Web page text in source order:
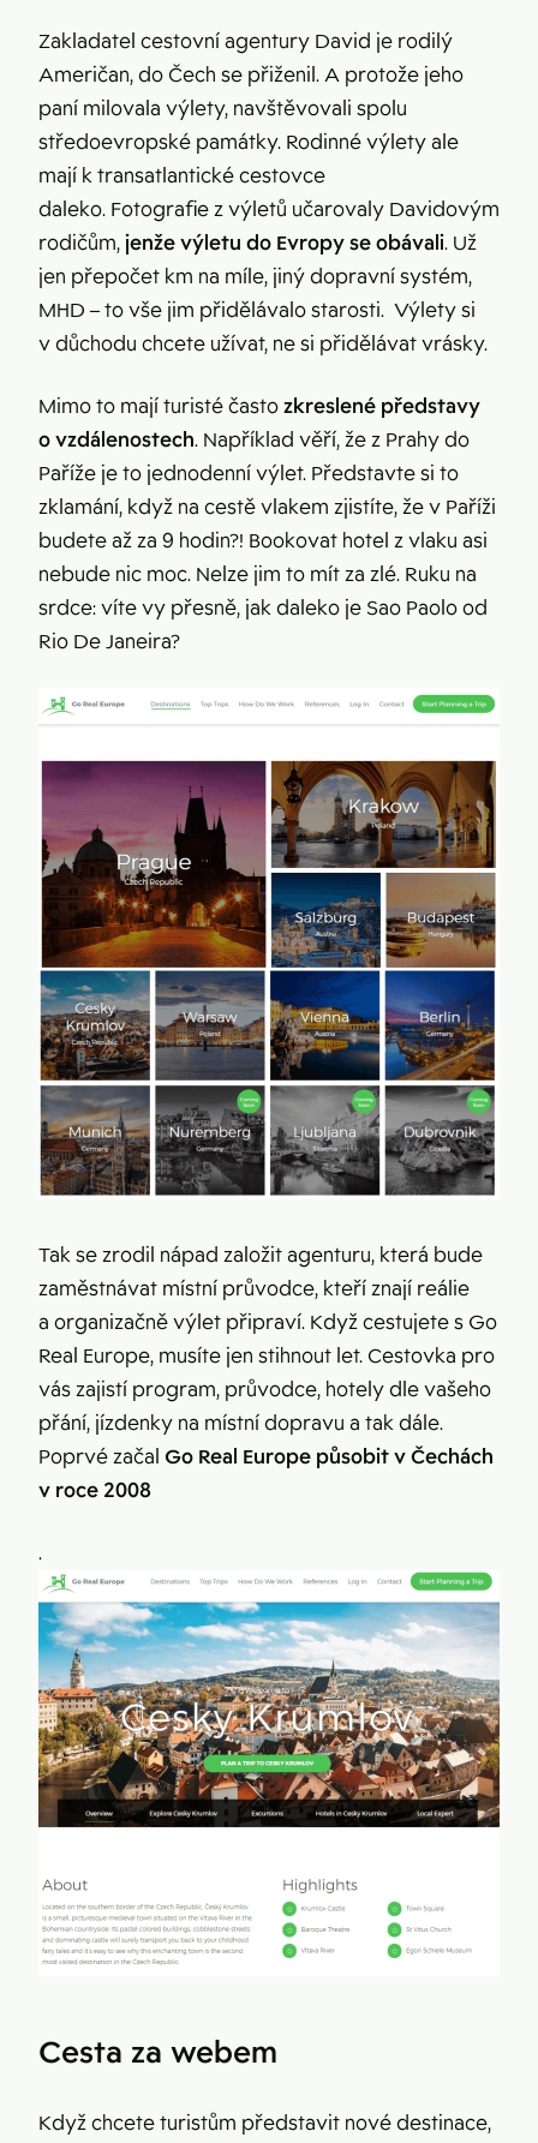
Zakladatel cestovní agentury David je rodilý
Američan, do Čech se přiženil. A protože jeho
paní milovala výlety, navštěvovali spolu
středoevropské památky. Rodinné výlety ale
mají k transatlantické cestovce
daleko. Fotografie z výletů učarovaly Davidovým
rodičům,jenže výletu do Evropy se obávali. Už
jen přepočet km na míle, jiný dopravní systém,
MHD – to vše jim přidělávalo starosti. Výlety si
v důchodu chcete užívat, ne si přidělávat vrásky.
Mimo to mají turisté častozkreslené představy
o vzdálenostech. Například věří, že z Prahy do
Paříže je to jednodenní výlet. Představte si to
zklamání, když na cestě vlakem zjistíte, že v Paříži
budete až za 9 hodin?! Bookovat hotel z vlaku asi
nebude nic moc. Nelze jim to mít za zlé. Ruku na
srdce: víte vy přesně, jak daleko je Sao Paolo od
Rio De Janeira?
Tak se zrodil nápad založit agenturu, která bude
zaměstnávat místní průvodce, kteří znají reálie
a organizačně výlet připraví. Když cestujete s Go
Real Europe, musíte jen stihnout let. Cestovka pro
vás zajistí program, průvodce, hotely dle vašeho
přání, jízdenky na místní dopravu a tak dále.
Poprvé začal Go Real Europe působit v Čechách
v roce 2008
.
Cesta za webem
Když chcete turistům představit nové destinace,